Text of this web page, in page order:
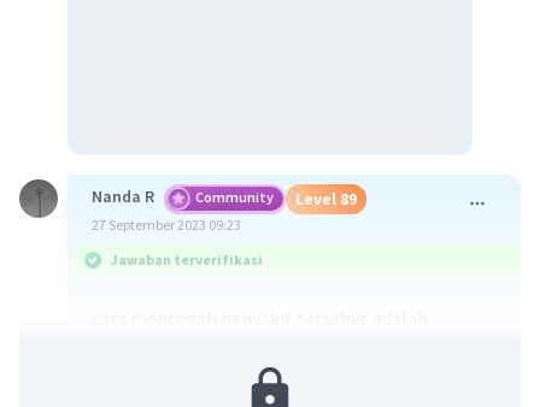
Nanda R Community Level 89
27 September 2023 09:23
Jawaban terverifikasi
Rajin Mencuci Tangan
Hindari Berbagi Peralatan Pribadi